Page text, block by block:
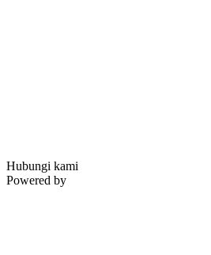
Hubungi kami
Powered by